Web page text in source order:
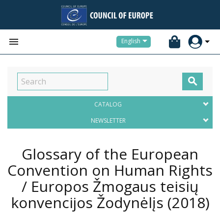
 English

CATALOG
NEWSLETTER
Glossary of the European
Convention on Human Rights
/ Europos Žmogaus teisių
konvencijos Žodynėlįs (2018)